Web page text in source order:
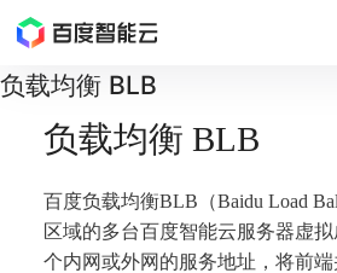
负载均衡 BLB
负载均衡 BLB
百度负载均衡BLB（Baidu Load
区域的多台百度智能云服务器虚
个内网或外网的服务地址，将前